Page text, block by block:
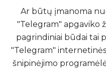
Ar būtų įmanoma
"Telegram" apgaviko
pagrindiniai būdai tai
"Telegram"
šnipinėjimo